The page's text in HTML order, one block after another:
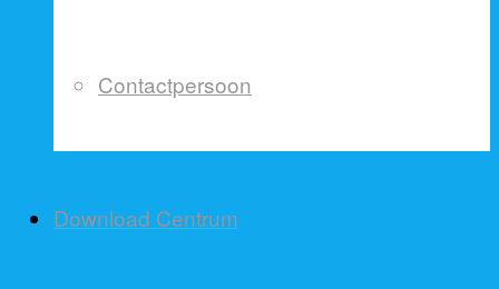
Contactpersoon
Download Centrum